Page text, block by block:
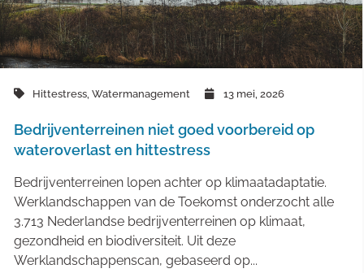
Hittestress Watermanagement 13 mei, 2026
Bedrijventerreinen niet goed voorbereid op
wateroverlast en hittestress
Bedrijventerreinen lopen achter op klimaatadaptatie.
Werklandschappen van de Toekomst onderzocht alle
3.713 Nederlandse bedrijventerreinen op klimaat,
gezondheid en biodiversiteit. Uit deze
Werklandschappenscan, gebaseerd op...